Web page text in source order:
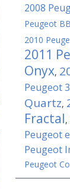
2008
Peugeot
2010
2011
Onyx,
Peugeot
Quartz,
Fractal,
Peugeot
Peugeot
Peugeot